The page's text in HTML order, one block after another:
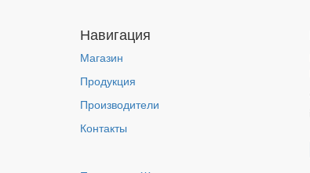
Навигация
Магазин
Продукция
Производители
Контакты